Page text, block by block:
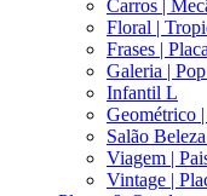
Carros |
Floral |
Frases |
Galeria |
Infantil L
Geométrico
Salão
Viagem |
Vintage |